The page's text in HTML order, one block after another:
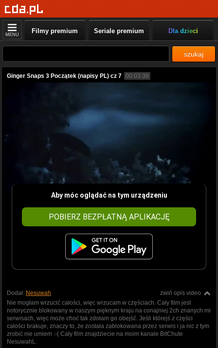
MENU Filmy premium Seriale premium Dla dzieci
szukaj
Ginger Snaps 3 Początek (napisy PL) cz 7 00:03:38
Aby móc oglądać na tym urządzeniu
POBIERZ BEZPŁATNĄ APLIKACJĘ
zwiń opis video
Dodał: Nesuwah
Nie mogłam wrzucić całości, więc wrzucam w częściach. Cały film jest
notorycznie blokowany w naszym pięknym kraju na conajniej 2ch znanych mi
serwisach, więc może choć tak zdołam go obejść. Jeśli którejś z części
całości brakuje, znaczy to, że została zablokowana przez serwis i ja nic z tym
zrobić nie umiem :-( Cały film znajdziecie na moim kanale BitChute
NesuwahL.